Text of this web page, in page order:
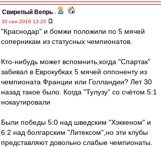
Свирепый Вепрь -
30 сен 2016 13:20
"Краснодар" и бомжи положили по 5 мячей
соперникам из статусных чемпионатов.
Кто-нибудь может вспомнить,когда "Спартак"
забивал в Еврокубках 5 мячей оппоненту из
чемпионата Франции или Голландии? Лет 30
назад такое было. Когда "Тулузу" со счётом 5:1
нокаутировали
Были победы 5:0 над шведским "Хэккеном" и
6:2 над болгарским "Литексом",но эти клубы
представляют довольно слабые чемпионаты.